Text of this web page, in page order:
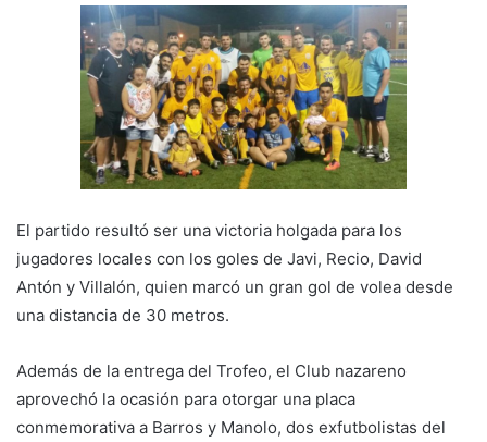
El partido resultó ser una victoria holgada para los
jugadores locales con los goles de Javi, Recio, David
Antón y Villalón, quien marcó un gran gol de volea desde
una distancia de 30 metros.
Además de la entrega del Trofeo, el Club nazareno
aprovechó la ocasión para otorgar una placa
conmemorativa a Barros y Manolo, dos exfutbolistas del